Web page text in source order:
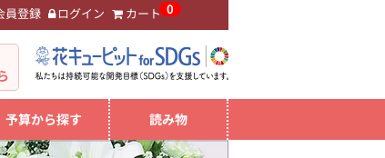
員登録 ログイン カート 0
予算から探す 読み物